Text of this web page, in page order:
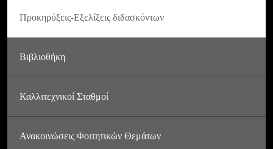
Προκηρύξεις-Εξελίξεις διδασκόντων
Βιβλιοθήκη
Καλλιτεχνικοί Σταθμοί
Ανακοινώσεις Φοιτητικών Θεμάτων